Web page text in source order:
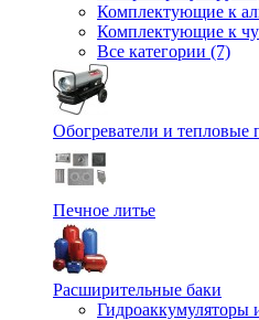
Комплектующие к
Комплектующие к
Все категории (7)
Обогреватели и тепловые
Печное литье
Расширительные баки
Гидроаккумуляторы